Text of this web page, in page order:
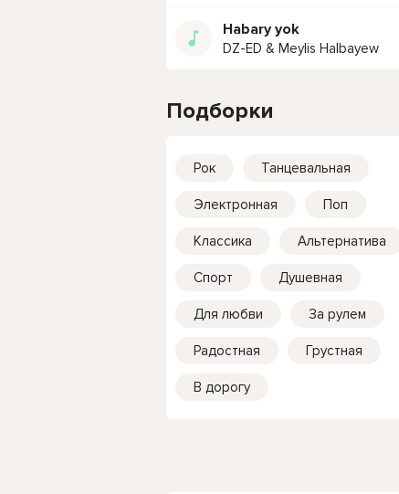
Habary yok
DZ-ED & Meylis Halbayew
Подборки
Рок Танцевальная
Электронная Поп
Классика Альтернатива
Спорт Душевная
Для любви За рулем
Радостная Грустная
В дорогу